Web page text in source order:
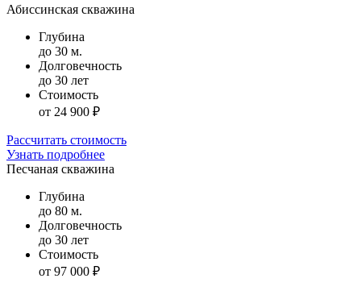
Абиссинская скважина
Глубина
до 30 м.
Долговечность
до 30 лет
Стоимость
от 24 900 ₽
Рассчитать стоимость
Узнать подробнее
Песчаная скважина
Глубина
до 80 м.
Долговечность
до 30 лет
Стоимость
от 97 000 ₽